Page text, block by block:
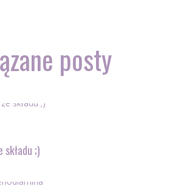
posty
;)